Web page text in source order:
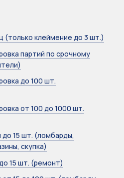
(только клеймение до 3 шт.)
партий по срочному
до 100 шт.
от 100 до 1000 шт.
до 15 шт. (ломбарды,
скупка)
15 шт. (ремонт)